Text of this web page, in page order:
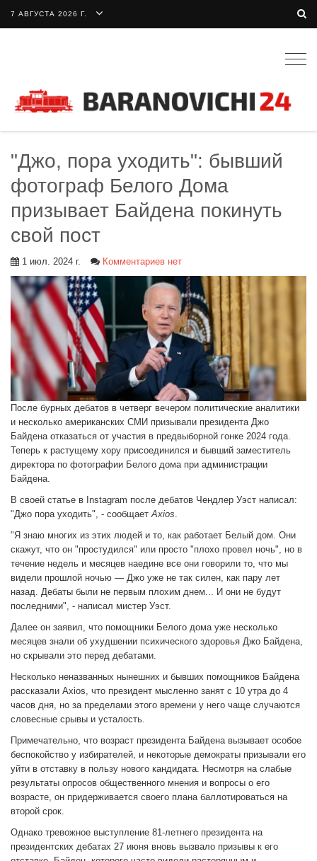
7 АВГУСТА 2026 Г.
"Джо, пора уходить": бывший
фотограф Белого Дома
призывает Байдена покинуть
свой пост
1 июл. 2024 г. Комментариев нет
После бурных дебатов в четверг вечером политические аналитики
и несколько американских СМИ призывали президента Джо
Байдена отказаться от участия в предвыборной гонке 2024 года.
Теперь к растущему хору присоединился и бывший заместитель
директора по фотографии Белого дома при администрации
Байдена.
В своей статье в Instagram после дебатов Чендлер Уэст написал:
"Джо пора уходить", - сообщаетAxios.
"Я знаю многих из этих людей и то, как работает Белый дом. Они
скажут, что он "простудился" или просто "плохо провел ночь", но в
течение недель и месяцев наедине все они говорили то, что мы
видели прошлой ночью — Джо уже не так силен, как пару лет
назад. Дебаты были не первым плохим днем... И они не будут
последними", - написал мистер Уэст.
Далее он заявил, что помощники Белого дома уже несколько
месяцев знали об ухудшении психического здоровья Джо Байдена,
но скрывали это перед дебатами.
Несколько неназванных нынешних и бывших помощников Байдена
рассказали Axios, что президент мысленно занят с 10 утра до 4
часов дня, но за пределами этого времени у него чаще случаются
словесные срывы и усталость.
Примечательно, что возраст президента Байдена вызывает особое
беспокойство у избирателей, и некоторые демократы призывали его
уйти в отставку в пользу нового кандидата. Несмотря на слабые
результаты опросов общественного мнения и вопросы о его
возрасте, он придерживается своего плана баллотироваться на
второй срок.
Однако тревожное выступление 81-летнего президента на
президентских дебатах 27 июня вновь вызвало призывы к его